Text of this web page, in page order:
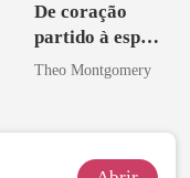
De coração
partido à esposa
de um bilionário
Theo Montgomery